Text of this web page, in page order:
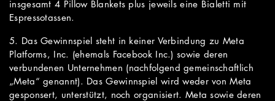
insgesamt 4 Pillow Blankets plus jeweils eine Bialetti mit
Espressotassen.
5. Das Gewinnspiel steht in keiner Verbindung zu Meta
Platforms, Inc. (ehemals Facebook Inc.) sowie deren
verbundenen Unternehmen (nachfolgend gemeinschaftlich
„Meta“ genannt). Das Gewinnspiel wird weder von Meta
gesponsert, unterstützt, noch organisiert. Meta sowie deren